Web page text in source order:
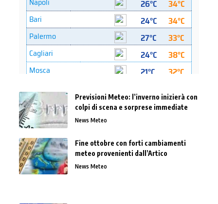
Previsioni Meteo: l’inverno inizierà con
colpi di scena e sorprese immediate
News Meteo
Fine ottobre con forti cambiamenti
meteo provenienti dall’Artico
News Meteo